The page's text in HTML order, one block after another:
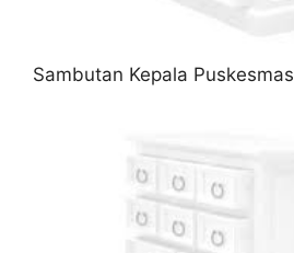
Sambutan Kepala Puskesmas